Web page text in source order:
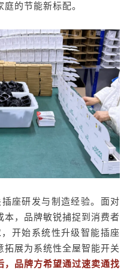
的节能新标配。
座研发与制造经验。面对
本，品牌敏锐捕捉到消费者
开始系统性升级智能插座
拓展为系统性全屋智能开关
，品牌方希望通过速卖通找